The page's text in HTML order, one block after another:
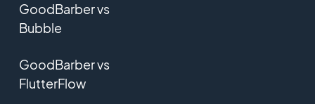
GoodBarber vs
Bubble
GoodBarber vs
FlutterFlow